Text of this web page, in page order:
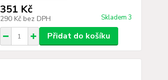
351 Kč
290 Kč bez DPH Skladem 3
Přidat do košíku